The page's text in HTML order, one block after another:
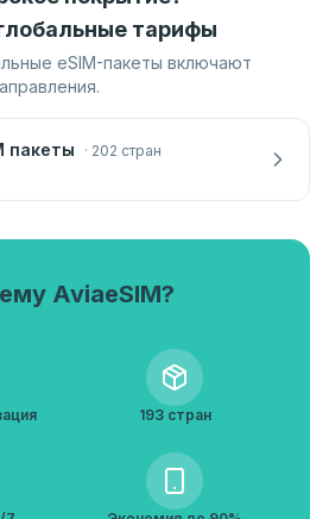
тарифы
eSIM-пакеты включают
пакеты · 202 стран
AviaeSIM?
193 стран